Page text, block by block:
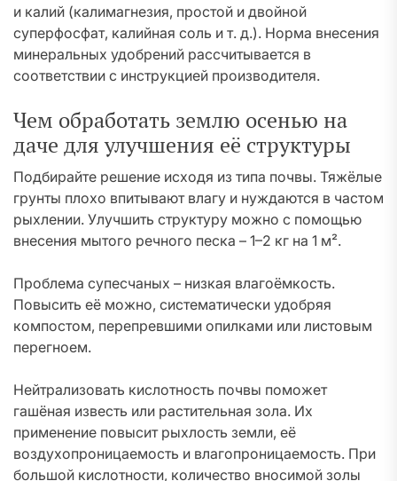
и калий (калимагнезия, простой и двойной
суперфосфат, калийная соль и т. д.). Норма внесения
минеральных удобрений рассчитывается в
соответствии с инструкцией производителя.
Чем обработать землю осенью на
даче для улучшения её структуры
Подбирайте решение исходя из типа почвы. Тяжёлые
грунты плохо впитывают влагу и нуждаются в частом
рыхлении. Улучшить структуру можно с помощью
внесения мытого речного песка – 1–2 кг на 1 м².
Проблема супесчаных – низкая влагоёмкость.
Повысить её можно, систематически удобряя
компостом, перепревшими опилками или листовым
перегноем.
Нейтрализовать кислотность почвы поможет
гашёная известь или растительная зола. Их
применение повысит рыхлость земли, её
воздухопроницаемость и влагопроницаемость. При
большой кислотности, количество вносимой золы